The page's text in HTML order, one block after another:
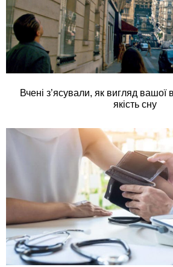
Вчені з’ясували, як вигляд вашої
якість сну